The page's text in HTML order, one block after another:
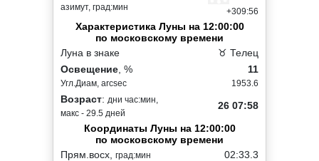
азимут, град:мин
+309:56
Характеристика Луны на 12:00:00
по московскому времени
Луна в знаке
♉ Телец
Освещение , %
Угл.Диам, arcsec
11
1953.6
Возраст: дни час:мин,
макс - 29.5 дней
26 07:58
Координаты Луны на 12:00:00
по московскому времени
Прям.восх, град:мин
02:33.3